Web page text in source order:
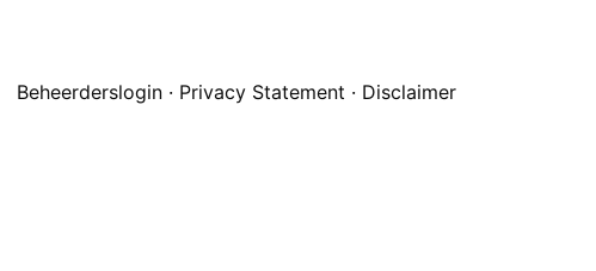
Beheerderslogin · Privacy Statement · Disclaimer